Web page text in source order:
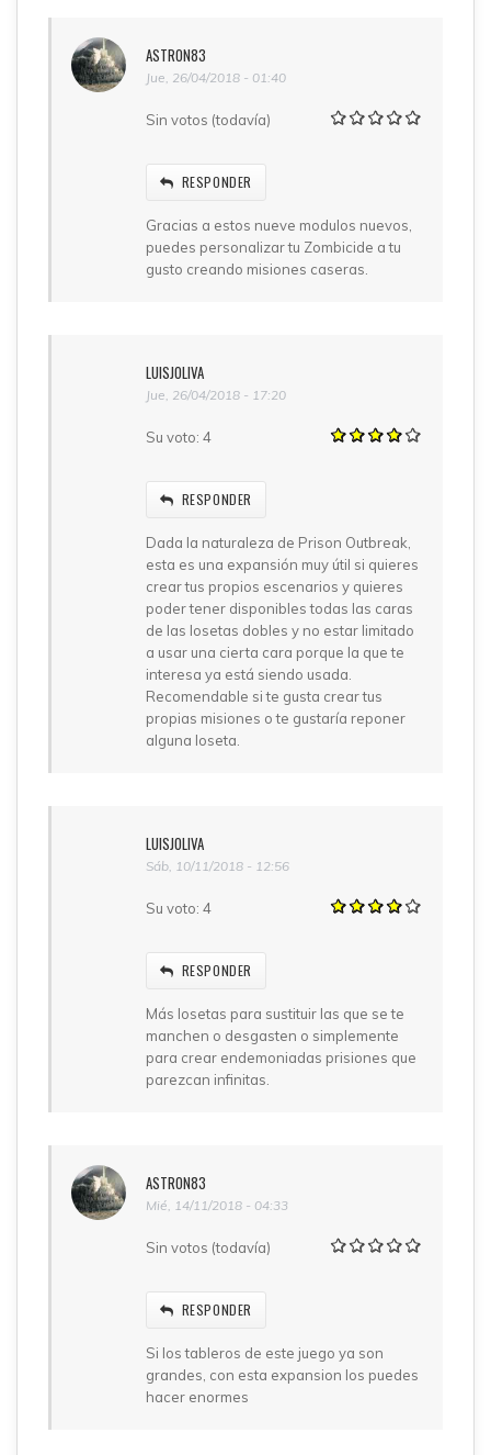
ASTRON83
Jue, 26/04/2018 - 01:40
Sin votos (todavía)
RESPONDER
Gracias a estos nueve modulos nuevos,
puedes personalizar tu Zombicide a tu
gusto creando misiones caseras.
LUISJOLIVA
Jue, 26/04/2018 - 17:20
Su voto: 4
RESPONDER
Dada la naturaleza de Prison Outbreak,
esta es una expansión muy útil si quieres
crear tus propios escenarios y quieres
poder tener disponibles todas las caras
de las losetas dobles y no estar limitado
a usar una cierta cara porque la que te
interesa ya está siendo usada.
Recomendable si te gusta crear tus
propias misiones o te gustaría reponer
alguna loseta.
LUISJOLIVA
Sáb, 10/11/2018 - 12:56
Su voto: 4
RESPONDER
Más losetas para sustituir las que se te
manchen o desgasten o simplemente
para crear endemoniadas prisiones que
parezcan infinitas.
ASTRON83
Mié, 14/11/2018 - 04:33
Sin votos (todavía)
RESPONDER
Si los tableros de este juego ya son
grandes, con esta expansion los puedes
hacer enormes